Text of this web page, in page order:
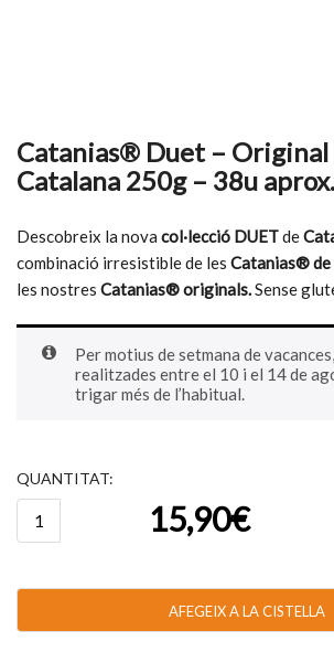
Catanias® Duet – Original
Catalana 250g – 38u aprox.
Descobreix la nova col·lecció DUETde
combinació irresistible de les Catanias® de
les nostres Catanias® originals.Sense
Per motius de setmana de
realitzades entre el 10 i el 14 de
trigar més de l’habitual.
QUANTITAT:
quantitat
Catanias®
-
i
15,90€
AFEGEIX A LA CISTELLA